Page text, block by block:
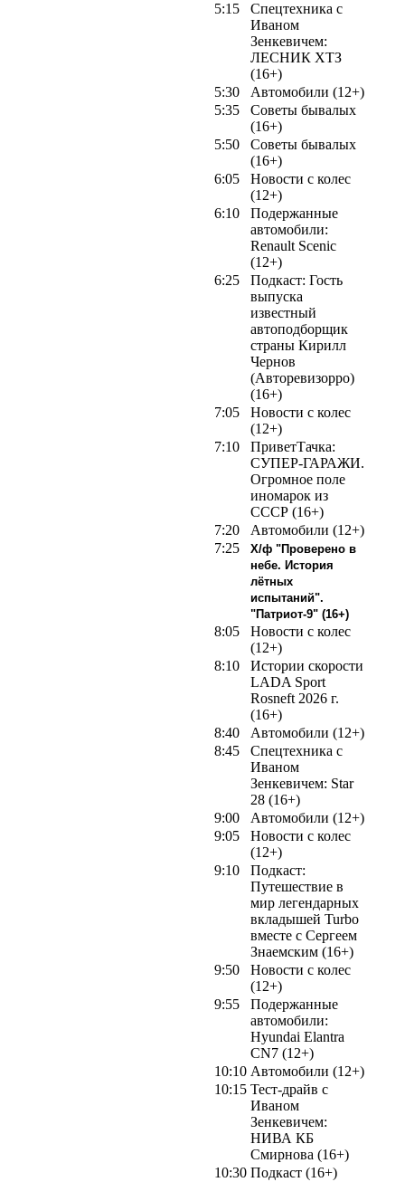
5:15
Спецтехника с
Иваном
Зенкевичем:
ЛЕСНИК ХТЗ
(16+)
5:30
Автомобили (12+)
5:35
Советы бывалых
(16+)
5:50
Советы бывалых
(16+)
6:05
Новости с колес
(12+)
6:10
Подержанные
автомобили:
Renault Scenic
(12+)
6:25
Подкаст: Гость
выпуска
известный
автоподборщик
страны Кирилл
Чернов
(Авторевизорро)
(16+)
7:05
Новости с колес
(12+)
7:10
ПриветТачка:
СУПЕР-ГАРАЖИ.
Огромное поле
иномарок из
СССР (16+)
7:20
Автомобили (12+)
7:25
Х/ф "Проверено в
небе. История
лётных
испытаний".
"Патриот-9" (16+)
8:05
Новости с колес
(12+)
8:10
Истории скорости
LADA Sport
Rosneft 2026 г.
(16+)
8:40
Автомобили (12+)
8:45
Спецтехника с
Иваном
Зенкевичем: Star
28 (16+)
9:00
Автомобили (12+)
9:05
Новости с колес
(12+)
9:10
Подкаст:
Путешествие в
мир легендарных
вкладышей Turbo
вместе с Сергеем
Знаемским (16+)
9:50
Новости с колес
(12+)
9:55
Подержанные
автомобили:
Hyundai Elantra
CN7 (12+)
10:10 Автомобили (12+)
10:15 Тест-драйв с
Иваном
Зенкевичем:
НИВА КБ
Смирнова (16+)
10:30 Подкаст (16+)